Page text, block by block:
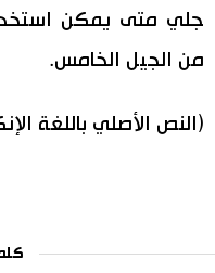
طوكيو
جلي متى يمكن
من الجيل الخامس.
(النص الأصلي باللغة